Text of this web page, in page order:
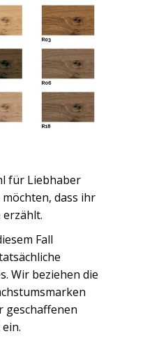
für Liebhaber
dass ihr
erzählt.
Fall
Wir beziehen die
geschaffenen